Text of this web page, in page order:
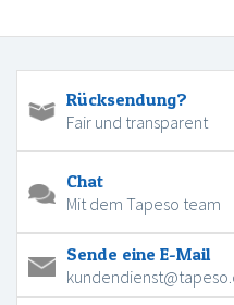
Rücksendung?
Fair und transparent
Chat
Mit dem Tapeso team
Sende eine E-Mail